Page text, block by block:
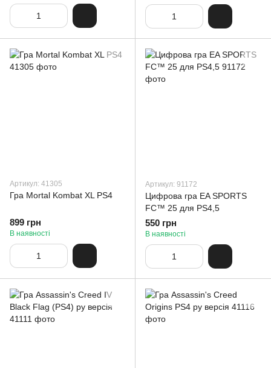
Артикул: 41305
Гра Mortal Kombat XL PS4
899 грн
В наявності
Артикул: 91172
Цифрова гра EA SPORTS
FC™ 25 для PS4,5
550 грн
В наявності